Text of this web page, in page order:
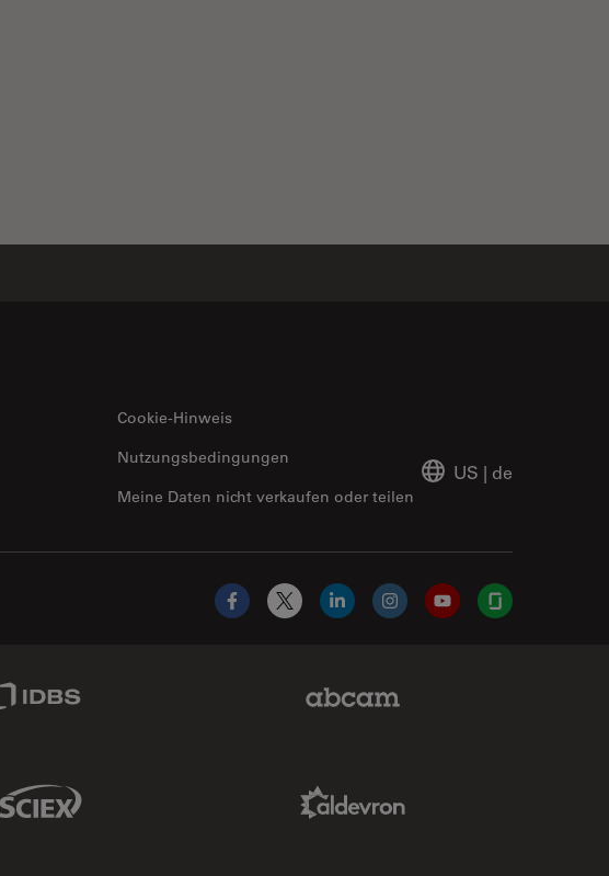
Cookie-Hinweis
Meine Daten nicht verkaufen oder teilen
Nutzungsbedingungen
US | de
Facebook
X LinkedInInstagramYouTubeGlassdoor
Sciex Link